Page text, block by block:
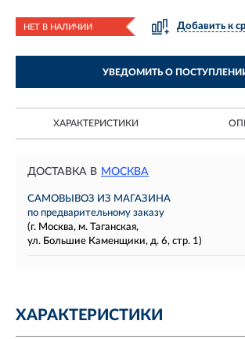
НЕТ В НАЛИЧИИ Добавить к
УВЕДОМИТЬ О
ХАРАКТЕРИСТИКИ
ДОСТАВКА В МОСКВА
САМОВЫВОЗ ИЗ МАГАЗИНА
по предварительному заказу
(г. Москва, м. Таганская,
ул. Большие Каменщики, д. 6, стр. 1)
ХАРАКТЕРИСТИКИ